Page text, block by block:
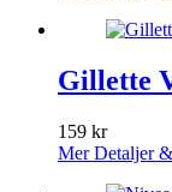
Gillette
159 kr
Mer Detaljer